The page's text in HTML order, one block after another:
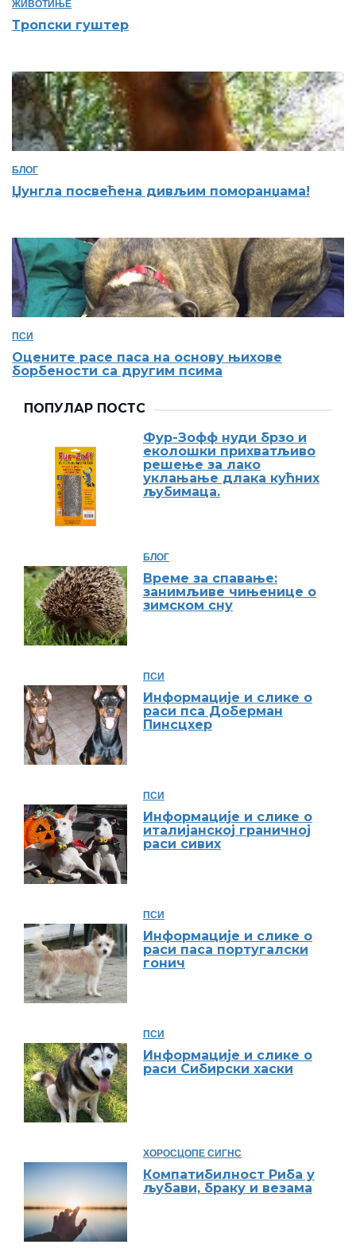
ЖИВОТИЊЕ
Тропски гуштер
БЛОГ
Џунгла посвећена дивљим поморанџама!
ПСИ
Оцените расе паса на основу њихове
борбености са другим псима
ПОПУЛАР ПОСТС
Фур-Зофф нуди брзо и
еколошки прихватљиво
решење за лако
уклањање длака кућних
љубимаца.
БЛОГ
Време за спавање:
занимљиве чињенице о
зимском сну
ПСИ
Информације и слике о
раси пса Доберман
Пинсцхер
ПСИ
Информације и слике о
италијанској граничној
раси сивих
ПСИ
Информације и слике о
раси паса португалски
гонич
ПСИ
Информације и слике о
раси Сибирски хаски
ХОРОСЦОПЕ СИГНС
Компатибилност Риба у
љубави, браку и везама